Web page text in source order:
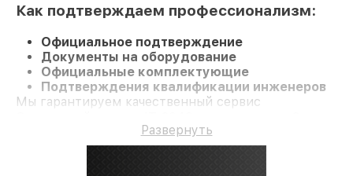
Как подтверждаем профессионализм:
Официальное подтверждение
Документы на оборудование
Официальные комплектующие
Подтверждения квалификации инженеров
Мы гарантируем качественный сервис
Развернуть